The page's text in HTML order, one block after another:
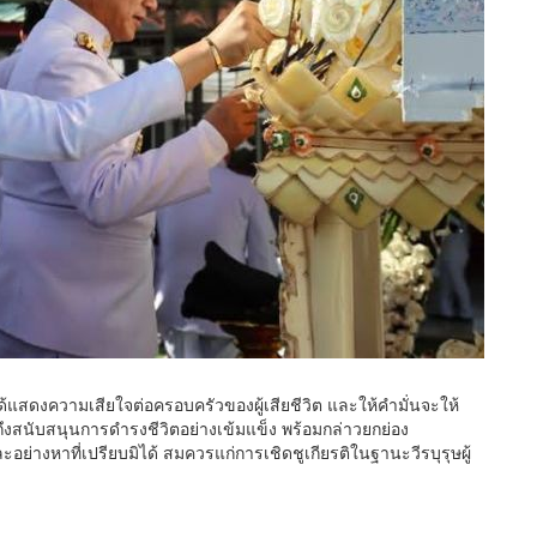
ดงความเสียใจต่อครอบครัวของผู้เสียชีวิต และให้คำมั่นจะให้
สนับสนุนการดำรงชีวิตอย่างเข้มแข็ง พร้อมกล่าวยกย่อง
อย่างหาที่เปรียบมิได้ สมควรแก่การเชิดชูเกียรติในฐานะวีรบุรุษผู้